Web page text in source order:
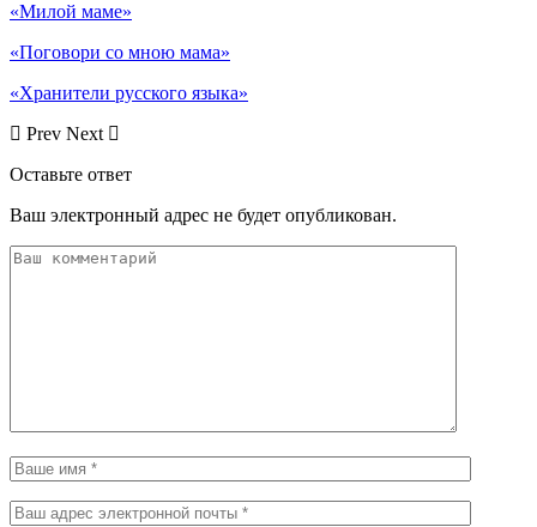
«Милой маме»
«Поговори со мною мама»
«Хранители русского языка»
Prev Next
Оставьте ответ
Ваш электронный адрес не будет опубликован.